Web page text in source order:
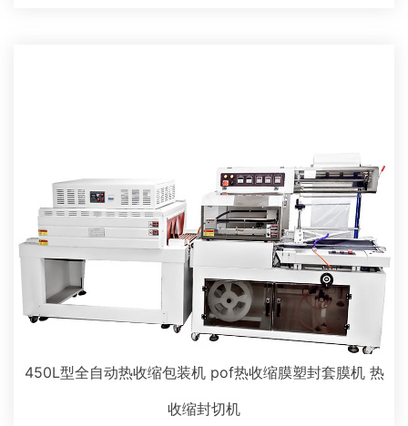
450L型全自动热收缩包装机 pof热收缩膜塑封套膜机 热
收缩封切机